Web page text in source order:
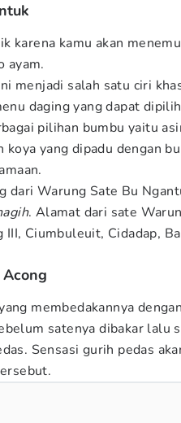
karena kamu akan
ayam.
menjadi salah satu ciri
daging yang dapat
pilihan bumbu yaitu
koya yang dipadu dengan
dari Warung Sate Bu
. Alamat dari sate
III, Ciumbuleuit, Cidadap,
membedakannya
satenya dibakar lalu
Sensasi gurih pedas